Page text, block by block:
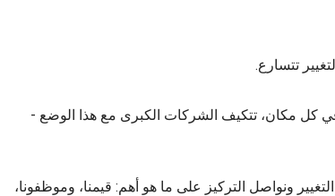
تتسارع.
في كل مكان، تتكيف الشركات الكبرى مع هذا الوضع -
ونواصل التركيز على ما هو أهم: قيمنا، وموظفونا،